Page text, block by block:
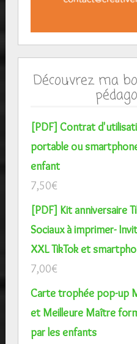
Découvrez ma
[PDF] Contrat
portable ou
enfant
7,50€
[PDF] Kit anniversaire
Sociaux à imprimer-
XXL TikTok et
7,00€
Carte trophée pop-up
et Meilleure Maître
par les enfants